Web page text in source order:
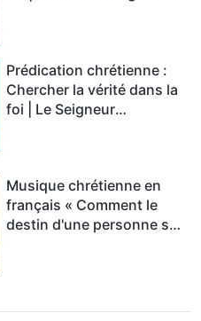
Prédication chrétienne :
Chercher la vérité dans la
foi | Le Seigneur
Musique chrétienne en
français « Comment le
destin d'une personne se